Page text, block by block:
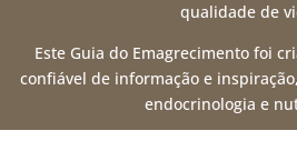
qualidade de
Este Guia do Emagrecimento foi
confiável de informação e
endocrinologia e